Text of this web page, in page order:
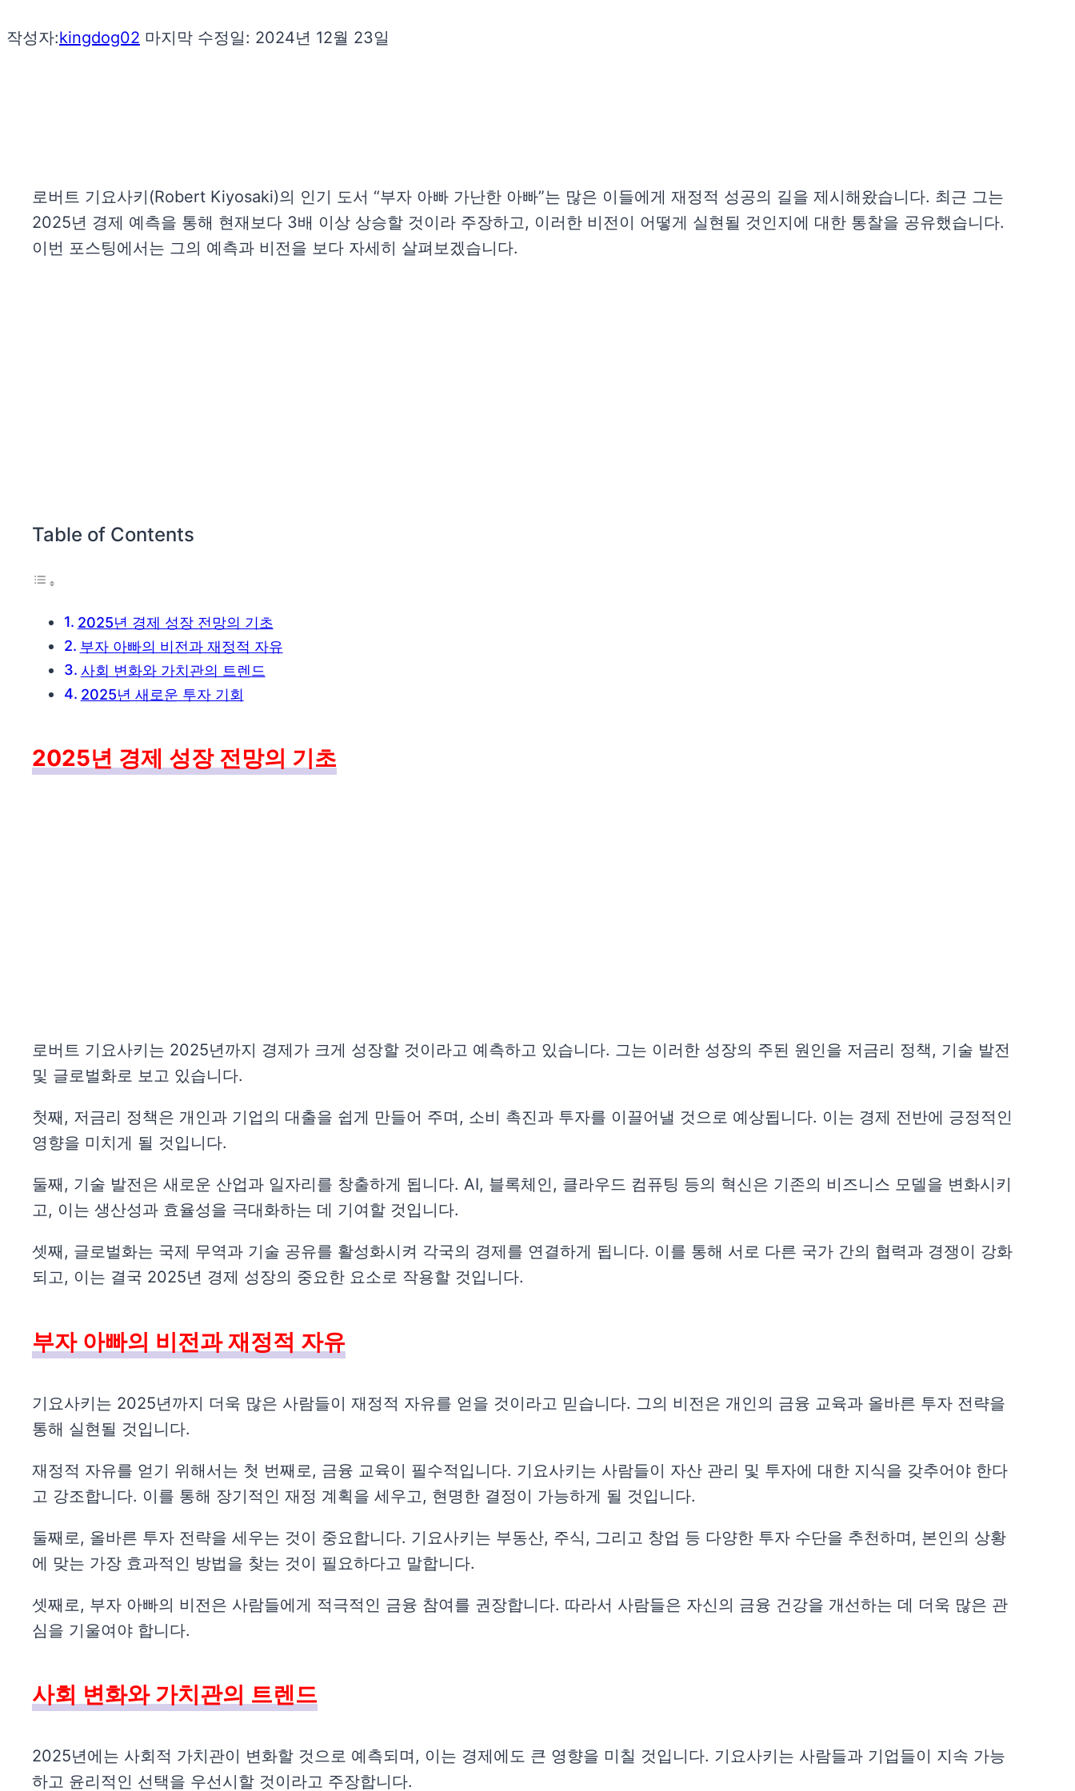
작성자:kingdog02 마지막 수정일: 2024년 12월 23일
로버트 기요사키(Robert Kiyosaki)의 인기 도서 “부자 아빠 가난한 아빠”는 많은 이들에게 재정적 성공의 길을 제시해왔습니다. 최근 그는
2025년 경제 예측을 통해 현재보다 3배 이상 상승할 것이라 주장하고, 이러한 비전이 어떻게 실현될 것인지에 대한 통찰을 공유했습니다.
이번 포스팅에서는 그의 예측과 비전을 보다 자세히 살펴보겠습니다.
Table of Contents
2025년 경제 성장 전망의 기초
부자 아빠의 비전과 재정적 자유
사회 변화와 가치관의 트렌드
2025년 새로운 투자 기회
2025년 경제 성장 전망의 기초
로버트 기요사키는 2025년까지 경제가 크게 성장할 것이라고 예측하고 있습니다. 그는 이러한 성장의 주된 원인을 저금리 정책, 기술 발전
및 글로벌화로 보고 있습니다.
첫째, 저금리 정책은 개인과 기업의 대출을 쉽게 만들어 주며, 소비 촉진과 투자를 이끌어낼 것으로 예상됩니다. 이는 경제 전반에 긍정적인
영향을 미치게 될 것입니다.
둘째, 기술 발전은 새로운 산업과 일자리를 창출하게 됩니다. AI, 블록체인, 클라우드 컴퓨팅 등의 혁신은 기존의 비즈니스 모델을 변화시키
고, 이는 생산성과 효율성을 극대화하는 데 기여할 것입니다.
셋째, 글로벌화는 국제 무역과 기술 공유를 활성화시켜 각국의 경제를 연결하게 됩니다. 이를 통해 서로 다른 국가 간의 협력과 경쟁이 강화
되고, 이는 결국 2025년 경제 성장의 중요한 요소로 작용할 것입니다.
부자 아빠의 비전과 재정적 자유
기요사키는 2025년까지 더욱 많은 사람들이 재정적 자유를 얻을 것이라고 믿습니다. 그의 비전은 개인의 금융 교육과 올바른 투자 전략을
통해 실현될 것입니다.
재정적 자유를 얻기 위해서는 첫 번째로, 금융 교육이 필수적입니다. 기요사키는 사람들이 자산 관리 및 투자에 대한 지식을 갖추어야 한다
고 강조합니다. 이를 통해 장기적인 재정 계획을 세우고, 현명한 결정이 가능하게 될 것입니다.
둘째로, 올바른 투자 전략을 세우는 것이 중요합니다. 기요사키는 부동산, 주식, 그리고 창업 등 다양한 투자 수단을 추천하며, 본인의 상황
에 맞는 가장 효과적인 방법을 찾는 것이 필요하다고 말합니다.
셋째로, 부자 아빠의 비전은 사람들에게 적극적인 금융 참여를 권장합니다. 따라서 사람들은 자신의 금융 건강을 개선하는 데 더욱 많은 관
심을 기울여야 합니다.
사회 변화와 가치관의 트렌드
2025년에는 사회적 가치관이 변화할 것으로 예측되며, 이는 경제에도 큰 영향을 미칠 것입니다. 기요사키는 사람들과 기업들이 지속 가능
하고 윤리적인 선택을 우선시할 것이라고 주장합니다.